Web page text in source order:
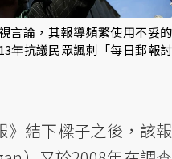
言論，其報導頻繁使用不妥的
年抗議民眾諷刺「每日郵報討
結下樑子之後，該報